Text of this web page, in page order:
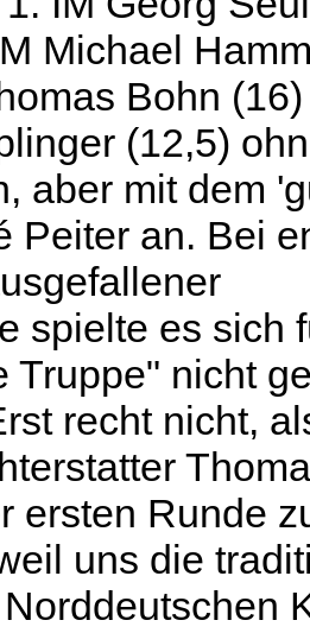
Michael
Bohn
(12,5)
aber mit dem
Peiter an. Bei
spielte es sich
Truppe" nicht
recht nicht,
ersten Runde
uns die